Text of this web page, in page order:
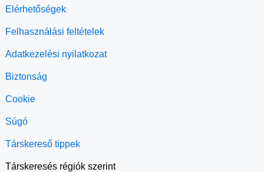
Elérhetőségek
Felhasználási feltételek
Adatkezelési nyilatkozat
Biztonság
Cookie
Súgó
Társkereső tippek
Társkeresés régiók szerint